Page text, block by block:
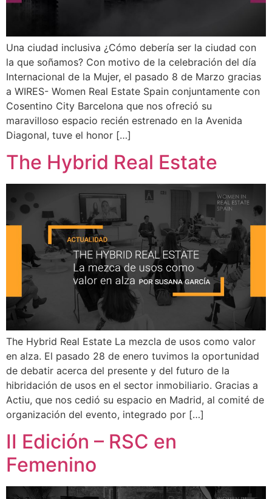
Una ciudad inclusiva ¿Cómo debería ser la ciudad con
la que soñamos? Con motivo de la celebración del día
Internacional de la Mujer, el pasado 8 de Marzo gracias
a WIRES- Women Real Estate Spain conjuntamente con
Cosentino City Barcelona que nos ofreció su
maravilloso espacio recién estrenado en la Avenida
Diagonal, tuve el honor […]
The Hybrid Real Estate
The Hybrid Real Estate La mezcla de usos como valor
en alza. El pasado 28 de enero tuvimos la oportunidad
de debatir acerca del presente y del futuro de la
hibridación de usos en el sector inmobiliario. Gracias a
Actiu, que nos cedió su espacio en Madrid, al comité de
organización del evento, integrado por […]
II Edición – RSC en
Femenino